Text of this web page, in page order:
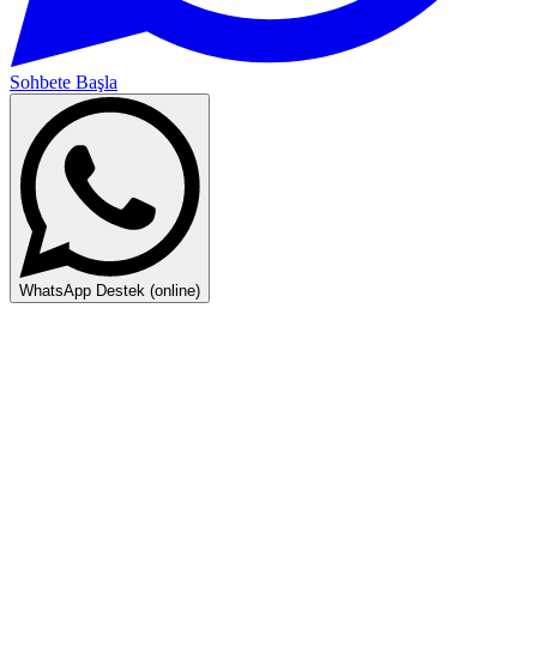
Sohbete Başla
WhatsApp Destek (online)